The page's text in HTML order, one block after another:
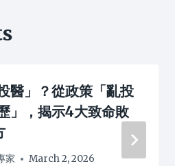
醫」？從政策「亂投
」，揭示4大致命敗
家 March 2, 2026